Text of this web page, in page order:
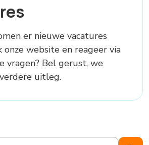
er nieuwe vacatures
onze website en reageer via
vragen? Bel gerust, we
uitleg.